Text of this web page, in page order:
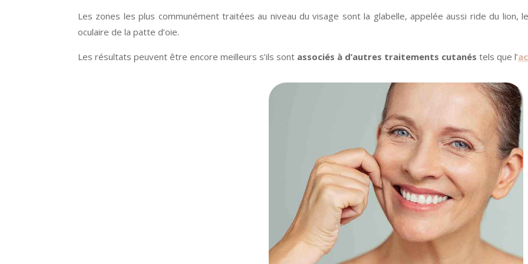
Les zones les plus communément traitées au niveau du visage sont la glabelle, appelée aussi ride du
oculaire de la patte d’oie.
Les résultats peuvent être encore meilleurs s’ils sont associés à d’autres traitements cutanés tels que l’